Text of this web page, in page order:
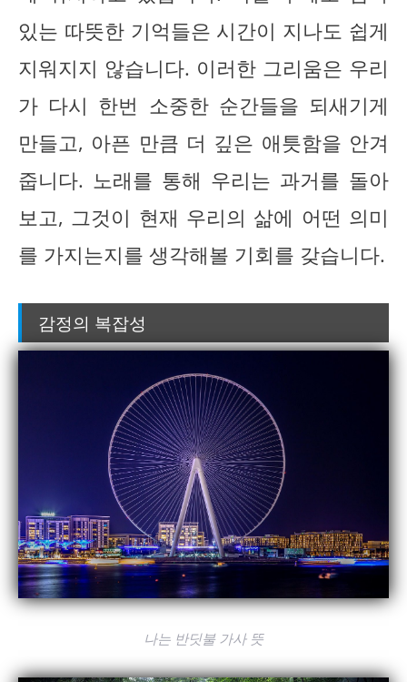
있는 따뜻한 기억들은 시간이 지나도 쉽게
지워지지 않습니다. 이러한 그리움은 우리
가 다시 한번 소중한 순간들을 되새기게
만들고, 아픈 만큼 더 깊은 애틋함을 안겨
줍니다. 노래를 통해 우리는 과거를 돌아
보고, 그것이 현재 우리의 삶에 어떤 의미
를 가지는지를 생각해볼 기회를 갖습니다.
감정의 복잡성
나는 반딧불 가사 뜻